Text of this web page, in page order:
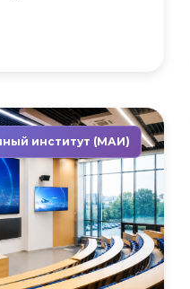
институт (МАИ)